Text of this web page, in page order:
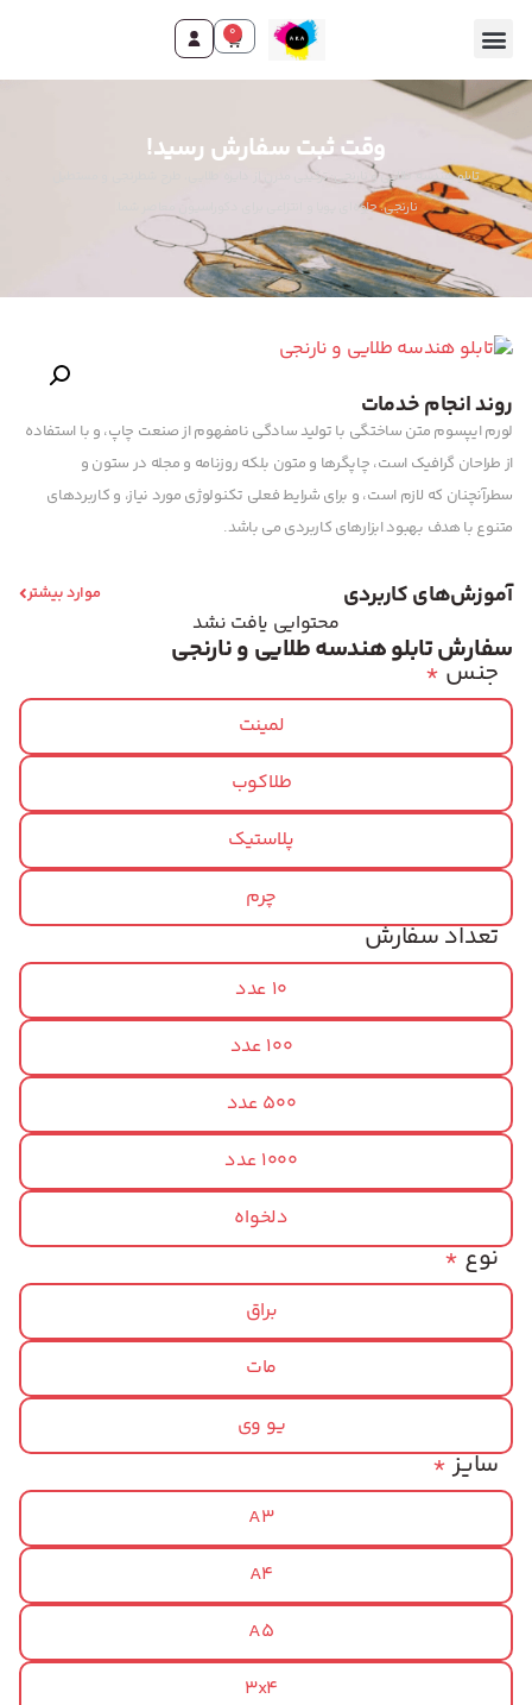
0
وقت ثبت سفارش رسید!
تابلو هندسه طلایی و نارنجی: ترکیبی مدرن از دایره طلایی، طرح شطرنجی و مستطیل
نارنجی. جلوه‌ای پویا و انتزاعی برای دکوراسیون معاصر شما.
روند انجام خدمات
لورم ایپسوم متن ساختگی با تولید سادگی نامفهوم از صنعت چاپ، و با استفاده
از طراحان گرافیک است، چاپگرها و متون بلکه روزنامه و مجله در ستون و
سطرآنچنان که لازم است، و برای شرایط فعلی تکنولوژی مورد نیاز، و کاربردهای
متنوع با هدف بهبود ابزارهای کاربردی می باشد.
آموزش‌های کاربردی موارد بیشتر
محتوایی یافت نشد
سفارش تابلو هندسه طلایی و نارنجی
*جنس
لمینت
طلاکوب
پلاستیک
چرم
تعداد سفارش
10 عدد
100 عدد
500 عدد
1000 عدد
دلخواه
*نوع
براق
مات
یو وی
*سایز
A3
A4
A5
3x4